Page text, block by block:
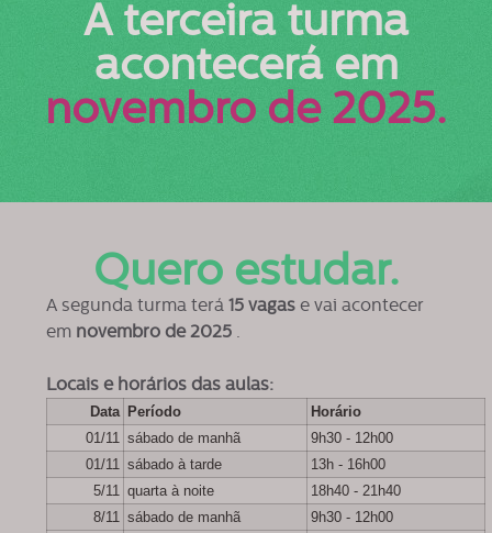
A terceira turma
acontecerá em
novembro de 2025.
Quero estudar.
A segunda turma terá 15 vagas e vai acontecer
em novembro de 2025 .
Locais e horários das aulas:
Data Período
Horário
01/11
sábado de manhã
9h30 - 12h00
01/11
sábado à tarde
13h - 16h00
5/11
quarta à noite
18h40 - 21h40
8/11
sábado de manhã
9h30 - 12h00